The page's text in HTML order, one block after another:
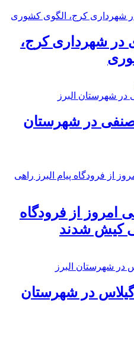
در شهرداری کرج،
صنفی در شهرستان
امروز از فرودگاه
کیش شدند
در شهرستان